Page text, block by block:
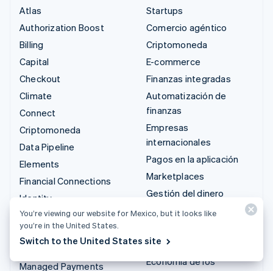
Atlas
Authorization Boost
Billing
Capital
Checkout
Climate
Connect
Criptomoneda
Data Pipeline
Elements
Financial Connections
Identity
Invoicing
Issuing
Managed Payments
Startups
Comercio agéntico
Criptomoneda
E-commerce
Finanzas integradas
Automatización de
finanzas
Empresas
internacionales
Pagos en la aplicación
Marketplaces
Gestión del dinero
Plataformas
Empresas de IA
Economía de los
You’re viewing our website for Mexico, but it looks like
you’re in the United States.
Switch to the United States site